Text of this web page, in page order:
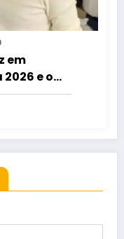
em
e o